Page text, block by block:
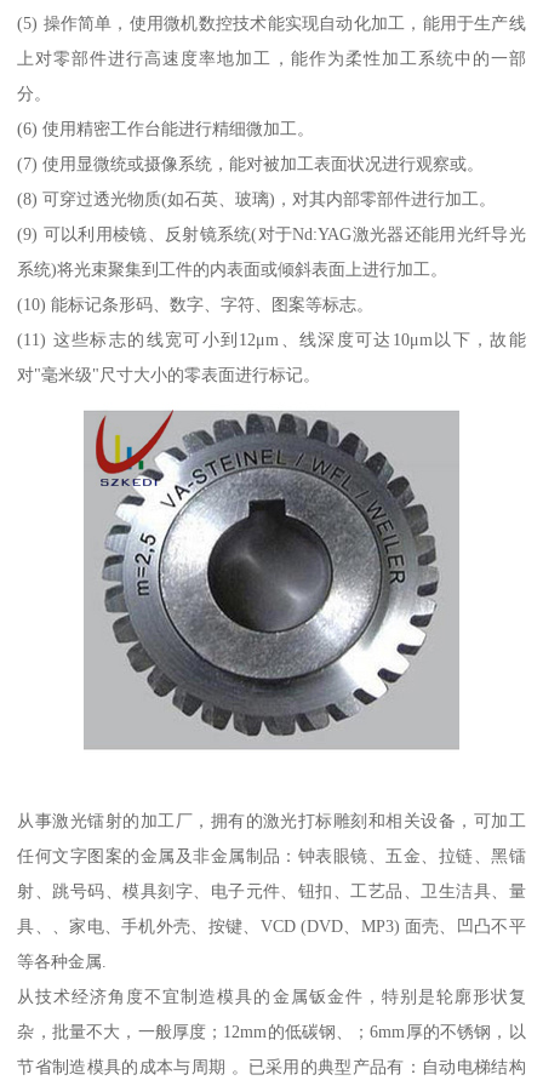
(5) 操作简单，使用微机数控技术能实现自动化加工，能用于生产线
上对零部件进行高速度率地加工，能作为柔性加工系统中的一部
分。
(6) 使用精密工作台能进行精细微加工。
(7) 使用显微统或摄像系统，能对被加工表面状况进行观察或。
(8) 可穿过透光物质(如石英、玻璃)，对其内部零部件进行加工。
(9) 可以利用棱镜、反射镜系统(对于Nd:YAG激光器还能用光纤导光
系统)将光束聚集到工件的内表面或倾斜表面上进行加工。
(10) 能标记条形码、数字、字符、图案等标志。
(11) 这些标志的线宽可小到12μm、线深度可达10μm以下，故能
对"毫米级"尺寸大小的零表面进行标记。
从事激光镭射的加工厂，拥有的激光打标雕刻和相关设备，可加工
任何文字图案的金属及非金属制品：钟表眼镜、五金、拉链、黑镭
射、跳号码、模具刻字、电子元件、钮扣、工艺品、卫生洁具、量
具、、家电、手机外壳、按键、VCD (DVD、MP3) 面壳、凹凸不平
等各种金属.
从技术经济角度不宜制造模具的金属钣金件，特别是轮廓形状复
杂，批量不大，一般厚度；12mm的低碳钢、；6mm厚的不锈钢，以
节省制造模具的成本与周期 。已采用的典型产品有：自动电梯结构